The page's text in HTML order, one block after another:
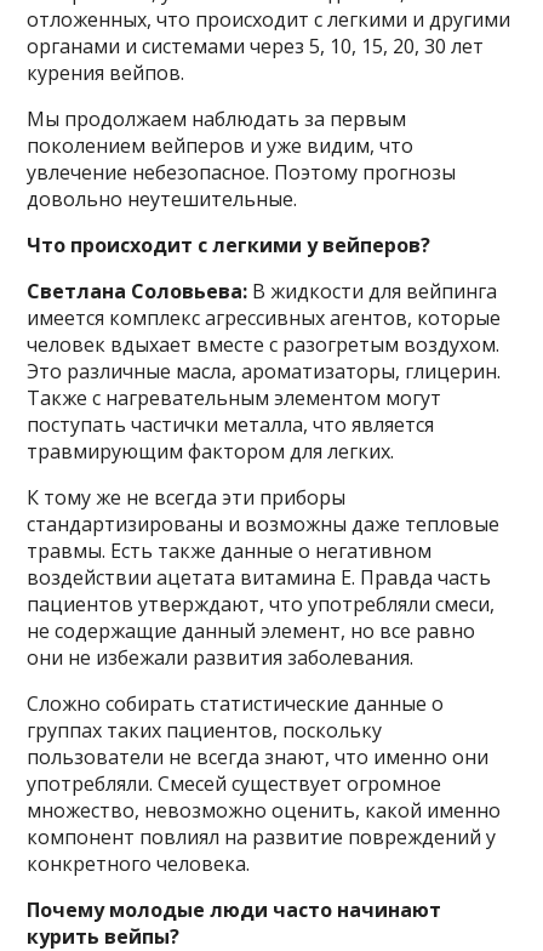
отложенных, что происходит с легкими и другими
органами и системами через 5, 10, 15, 20, 30 лет
курения вейпов.
Мы продолжаем наблюдать за первым
поколением вейперов и уже видим, что
увлечение небезопасное. Поэтому прогнозы
довольно неутешительные.
Что происходит с легкими у вейперов?
Светлана Соловьева: В жидкости для вейпинга
имеется комплекс агрессивных агентов, которые
человек вдыхает вместе с разогретым воздухом.
Это различные масла, ароматизаторы, глицерин.
Также с нагревательным элементом могут
поступать частички металла, что является
травмирующим фактором для легких.
К тому же не всегда эти приборы
стандартизированы и возможны даже тепловые
травмы. Есть также данные о негативном
воздействии ацетата витамина Е. Правда часть
пациентов утверждают, что употребляли смеси,
не содержащие данный элемент, но все равно
они не избежали развития заболевания.
Сложно собирать статистические данные о
группах таких пациентов, поскольку
пользователи не всегда знают, что именно они
употребляли. Смесей существует огромное
множество, невозможно оценить, какой именно
компонент повлиял на развитие повреждений у
конкретного человека.
Почему молодые люди часто начинают
курить вейпы?